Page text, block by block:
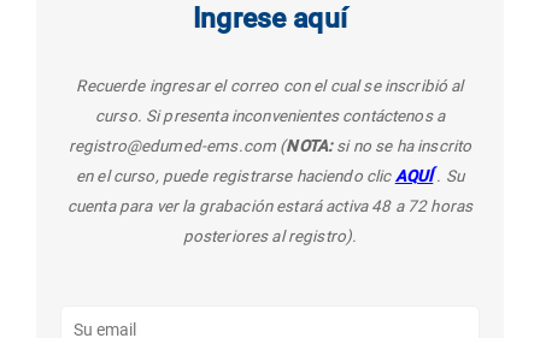
Ingrese aquí
Recuerde ingresar el correo con el cual se inscribió al
curso. Si presenta inconvenientes contáctenos a
registro@edumed-ems.com (NOTA: si no se ha inscrito
en el curso, puede registrarse haciendo clic AQUÍ. Su
cuenta para ver la grabación estará activa 48 a 72 horas
posteriores al registro).